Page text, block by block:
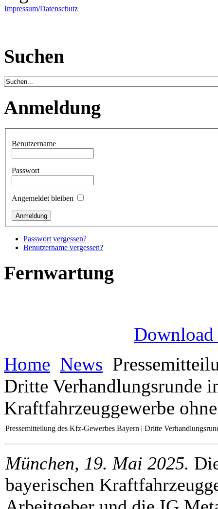
Impressum/Datenschutz
Suchen
Anmeldung
Benutzername
Passwort
Angemeldet bleiben
Passwort vergessen?
Benutzername vergessen?
Fernwartung
Download
Home News
Dritte Verhandlungsrunde
Kraftfahrzeuggewerbe
Pressemitteilung des Kfz-Gewerbes Bayern | Dritte
München, 19. Mai 2025.
bayerischen